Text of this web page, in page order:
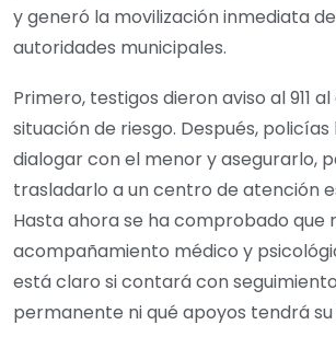
y generó la movilización inmediata
autoridades municipales.
Primero, testigos dieron aviso al 911
situación de riesgo. Después,
dialogar con el menor y asegurarlo,
trasladarlo a un centro de atención
Hasta ahora se ha comprobado que
acompañamiento médico y
está claro si contará con
permanente ni qué apoyos tendrá su